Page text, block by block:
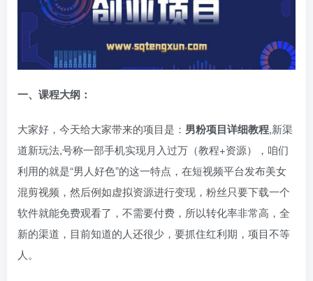
一、 课程大纲：
大家好，今天给大家带来的项目是： 男粉项目详细教程,新渠
道新玩法,号称一部手机实现月入过万（教程+资源），咱们
利用的就是“男人好色”的这一特点，在短视频平台发布美女
混剪视频，然后例如虚拟资源进行变现，粉丝只要下载一个
软件就能免费观看了，不需要付费，所以转化率非常高，全
新的渠道，目前知道的人还很少，要抓住红利期，项目不等
人。